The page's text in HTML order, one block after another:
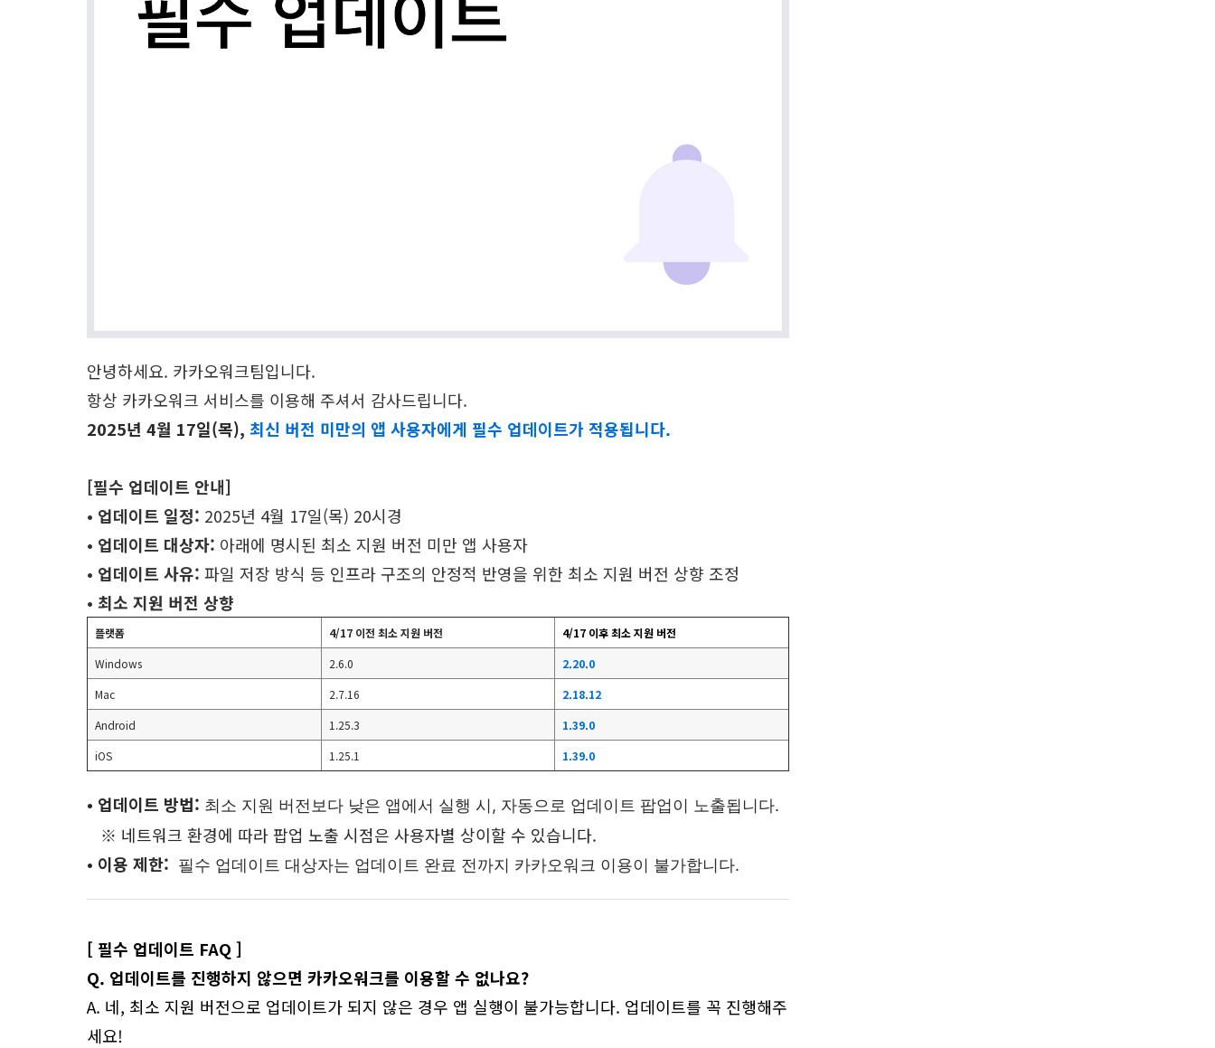
안녕하세요. 카카오워크팀입니다.
항상 카카오워크 서비스를 이용해 주셔서 감사드립니다.
2025년 4월 17일(목), 최신 버전 미만의 앱 사용자에게 필수 업데이트가 적용됩니다.
[필수 업데이트 안내]
• 업데이트 일정: 2025년 4월 17일(목) 20시경
• 업데이트 대상자: 아래에 명시된 최소 지원 버전 미만 앱 사용자
• 업데이트 사유: 파일 저장 방식 등 인프라 구조의 안정적 반영을 위한 최소 지원 버전 상향 조정
• 최소 지원 버전 상향
플랫폼 4/17 이전 최소 지원 버전
4/17 이후 최소 지원 버전
Windows
2.6.0
2.20.0
Mac
2.7.16
2.18.12
Android
1.25.3
1.39.0
iOS
1.25.1 1.39.0
• 업데이트 방법: 최소 지원 버전보다 낮은 앱에서 실행 시, 자동으로 업데이트 팝업이 노출됩니다.
※ 네트워크 환경에 따라 팝업 노출 시점은 사용자별 상이할 수 있습니다.
• 이용 제한: 필수 업데이트 대상자는 업데이트 완료 전까지 카카오워크 이용이 불가합니다.
[ 필수 업데이트 FAQ ]
Q. 업데이트를 진행하지 않으면 카카오워크를 이용할 수 없나요?
A. 네, 최소 지원 버전으로 업데이트가 되지 않은 경우 앱 실행이 불가능합니다. 업데이트를 꼭 진행해주
세요!